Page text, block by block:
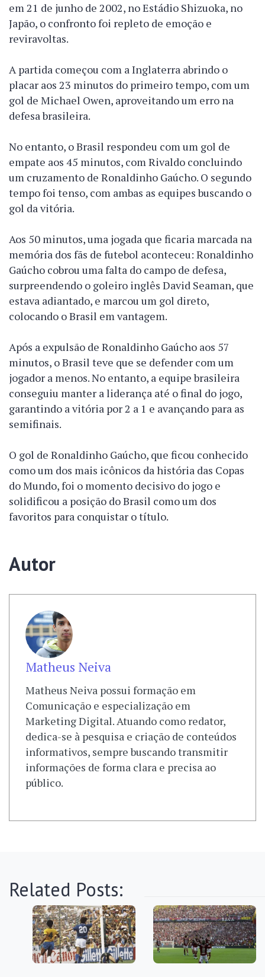
em 21 de junho de 2002, no Estádio Shizuoka, no
Japão, o confronto foi repleto de emoção e
reviravoltas.
A partida começou com a Inglaterra abrindo o
placar aos 23 minutos do primeiro tempo, com um
gol de Michael Owen, aproveitando um erro na
defesa brasileira.
No entanto, o Brasil respondeu com um gol de
empate aos 45 minutos, com Rivaldo concluindo
um cruzamento de Ronaldinho Gaúcho. O segundo
tempo foi tenso, com ambas as equipes buscando o
gol da vitória.
Aos 50 minutos, uma jogada que ficaria marcada na
memória dos fãs de futebol aconteceu: Ronaldinho
Gaúcho cobrou uma falta do campo de defesa,
surpreendendo o goleiro inglês David Seaman, que
estava adiantado, e marcou um gol direto,
colocando o Brasil em vantagem.
Após a expulsão de Ronaldinho Gaúcho aos 57
minutos, o Brasil teve que se defender com um
jogador a menos. No entanto, a equipe brasileira
conseguiu manter a liderança até o final do jogo,
garantindo a vitória por 2 a 1 e avançando para as
semifinais.
O gol de Ronaldinho Gaúcho, que ficou conhecido
como um dos mais icônicos da história das Copas
do Mundo, foi o momento decisivo do jogo e
solidificou a posição do Brasil como um dos
favoritos para conquistar o título.
Autor
Matheus Neiva
Matheus Neiva possui formação em
Comunicação e especialização em
Marketing Digital. Atuando como redator,
dedica-se à pesquisa e criação de conteúdos
informativos, sempre buscando transmitir
informações de forma clara e precisa ao
público.
Related Posts: